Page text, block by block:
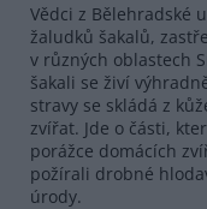
Vědci z Bělehradské
žaludků šakalů,
v různých oblastech
šakali se živí
stravy se skládá z
zvířat. Jde o části,
porážce domácích
požírali drobné
úrody.